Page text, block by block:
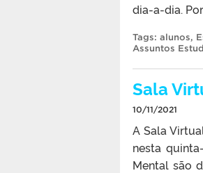
dia-a-dia.
Tags: alunos,
Assuntos
Sala
10/11/2021
A Sala
nesta
Mental são